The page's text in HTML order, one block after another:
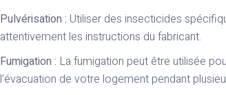
Pulvérisation : Utiliser des insecticides
attentivement les instructions du fabricant.
Fumigation : La fumigation peut être utilisée
l’évacuation de votre logement pendant